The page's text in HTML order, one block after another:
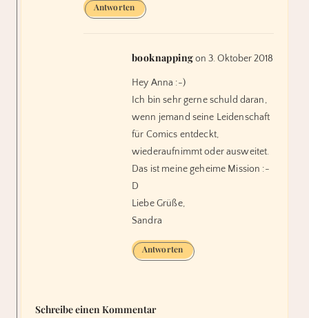
Antworten
booknapping on 3. Oktober 2018
Hey Anna :-)
Ich bin sehr gerne schuld daran,
wenn jemand seine Leidenschaft
für Comics entdeckt,
wiederaufnimmt oder ausweitet.
Das ist meine geheime Mission :-
D
Liebe Grüße,
Sandra
Antworten
Schreibe einen Kommentar